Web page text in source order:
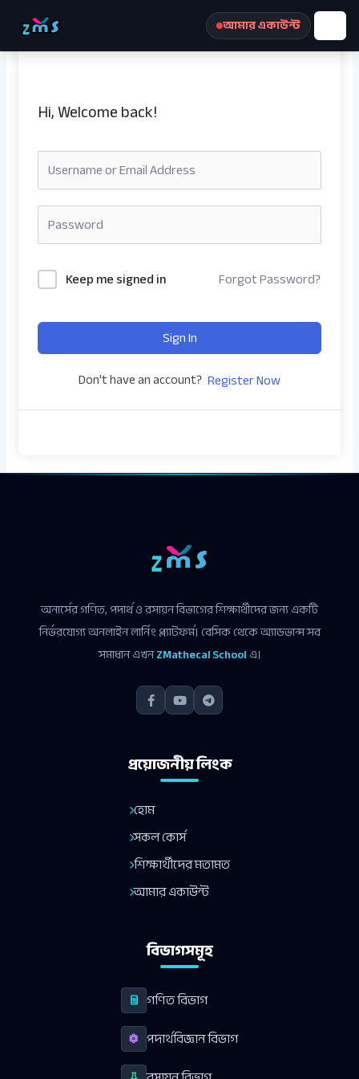
আমার একাউন্ট
Hi, Welcome back!
Keep me signed in Forgot Password?
Sign In
Don't have an account? Register Now
অনার্সের গণিত, পদার্থ ও রসায়ন বিভাগের শিক্ষার্থীদের জন্য একটি
নির্ভরযোগ্য অনলাইন লার্নিং প্ল্যাটফর্ম। বেসিক থেকে অ্যাডভান্স সব
সমাধান এখনZMathecal Schoolএ।
প্রয়োজনীয় লিংক
হোম
সকল কোর্স
শিক্ষার্থীদের মতামত
আমার একাউন্ট
বিভাগসমূহ
গণিত বিভাগ
পদার্থবিজ্ঞান বিভাগ